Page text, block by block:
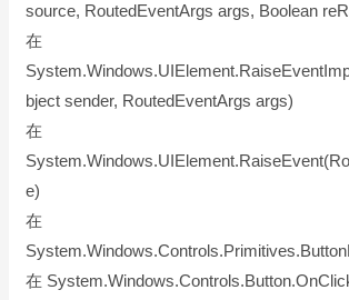
source, RoutedEventArgs args, Boolean
在
bject sender, RoutedEventArgs args)
在
e)
在
在